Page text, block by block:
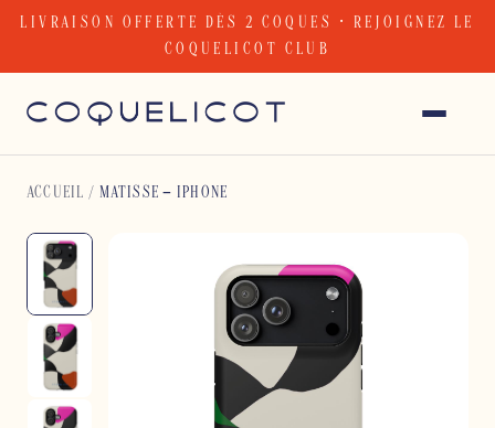
Skip
LIVRAISON OFFERTE DÈS 2 COQUES · REJOIGNEZ LE
COQUELICOT CLUB
ACCUEIL / MATISSE – IPHONE